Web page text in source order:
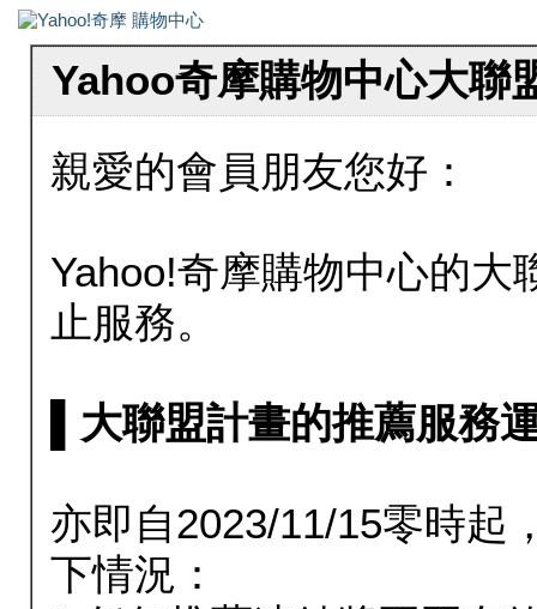
Yahoo奇摩購物中心大聯
親愛的會員朋友您好：
Yahoo!奇摩購物中心的大
止服務。
▌大聯盟計畫的推薦服務
亦即自2023/11/15零時起
下情況：